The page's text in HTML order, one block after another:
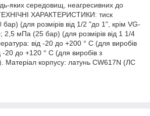
яких середовищ, неагресивних до
ТЕХНІЧНІ ХАРАКТЕРИСТИКИ: тиск
(для розмірів від 1/2 "до 1", крім VG-
мПа (25 бар) (для розмірів від 1 1/4
від -20 до +200 ° С (для виробів
-20 до +120 ° С (для виробів з
Матеріал корпусу: латунь CW617N (ЛС